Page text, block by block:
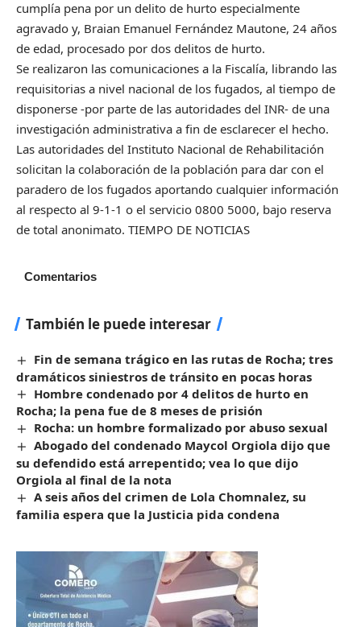
cumplía pena por un delito de hurto especialmente
agravado y, Braian Emanuel Fernández Mautone, 24 años
de edad, procesado por dos delitos de hurto.
Se realizaron las comunicaciones a la Fiscalía, librando las
requisitorias a nivel nacional de los fugados, al tiempo de
disponerse -por parte de las autoridades del INR- de una
investigación administrativa a fin de esclarecer el hecho.
Las autoridades del Instituto Nacional de Rehabilitación
solicitan la colaboración de la población para dar con el
paradero de los fugados aportando cualquier información
al respecto al 9-1-1 o el servicio 0800 5000, bajo reserva
de total anonimato. TIEMPO DE NOTICIAS
Comentarios
También le puede interesar
Fin de semana trágico en las rutas de Rocha; tres
dramáticos siniestros de tránsito en pocas horas
Hombre condenado por 4 delitos de hurto en
Rocha; la pena fue de 8 meses de prisión
Rocha: un hombre formalizado por abuso sexual
Abogado del condenado Maycol Orgiola dijo que
su defendido está arrepentido; vea lo que dijo
Orgiola al final de la nota
A seis años del crimen de Lola Chomnalez, su
familia espera que la Justicia pida condena